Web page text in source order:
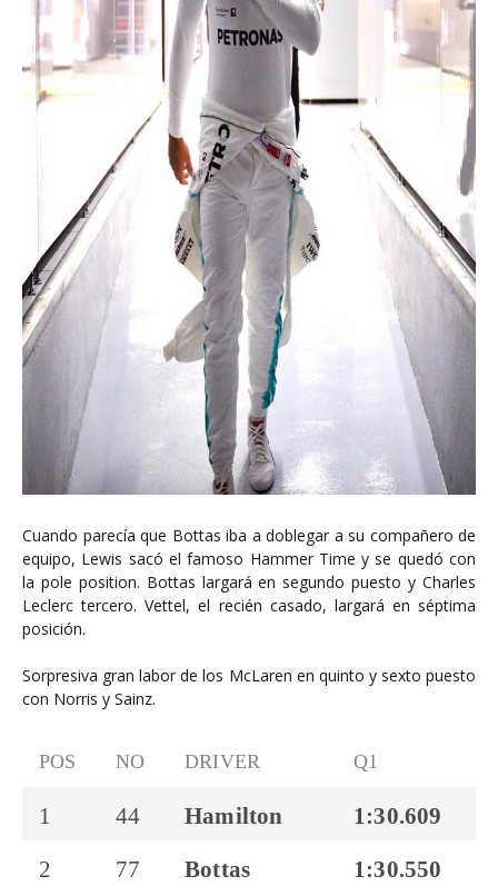
Cuando parecía que Bottas iba a doblegar a su compañero de
equipo, Lewis sacó el famoso Hammer Time y se quedó con
la pole position. Bottas largará en segundo puesto y Charles
Leclerc tercero. Vettel, el recién casado, largará en séptima
posición.
Sorpresiva gran labor de los McLaren en quinto y sexto puesto
con Norris y Sainz.
POS NO DRIVER Q1
1 44 Hamilton 1:30.609
2 77 Bottas 1:30.550